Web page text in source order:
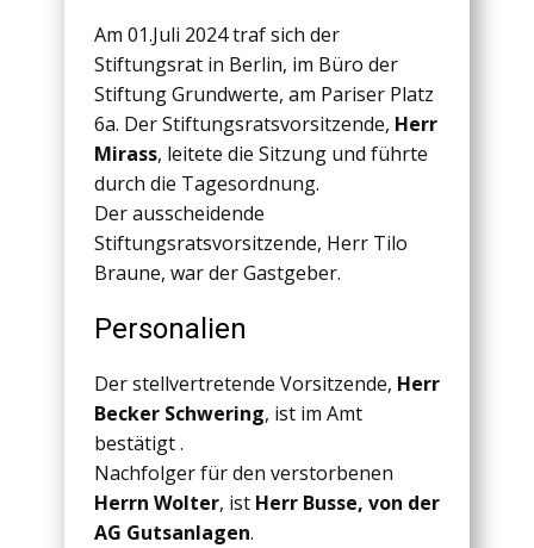
Am 01.Juli 2024 traf sich der
Stiftungsrat in Berlin, im Büro der
Stiftung Grundwerte, am Pariser Platz
6a. Der Stiftungsratsvorsitzende, Herr
Mirass, leitete die Sitzung und führte
durch die Tagesordnung.
Der ausscheidende
Stiftungsratsvorsitzende, Herr Tilo
Braune, war der Gastgeber.
Personalien
Der stellvertretende Vorsitzende, Herr
Becker Schwering, ist im Amt
bestätigt .
Nachfolger für den verstorbenen
Herrn Wolter, ist Herr Busse, von der
AG Gutsanlagen.